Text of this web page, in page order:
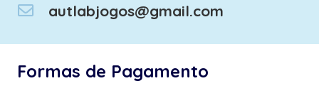
autlabjogos@gmail.com
Formas de Pagamento